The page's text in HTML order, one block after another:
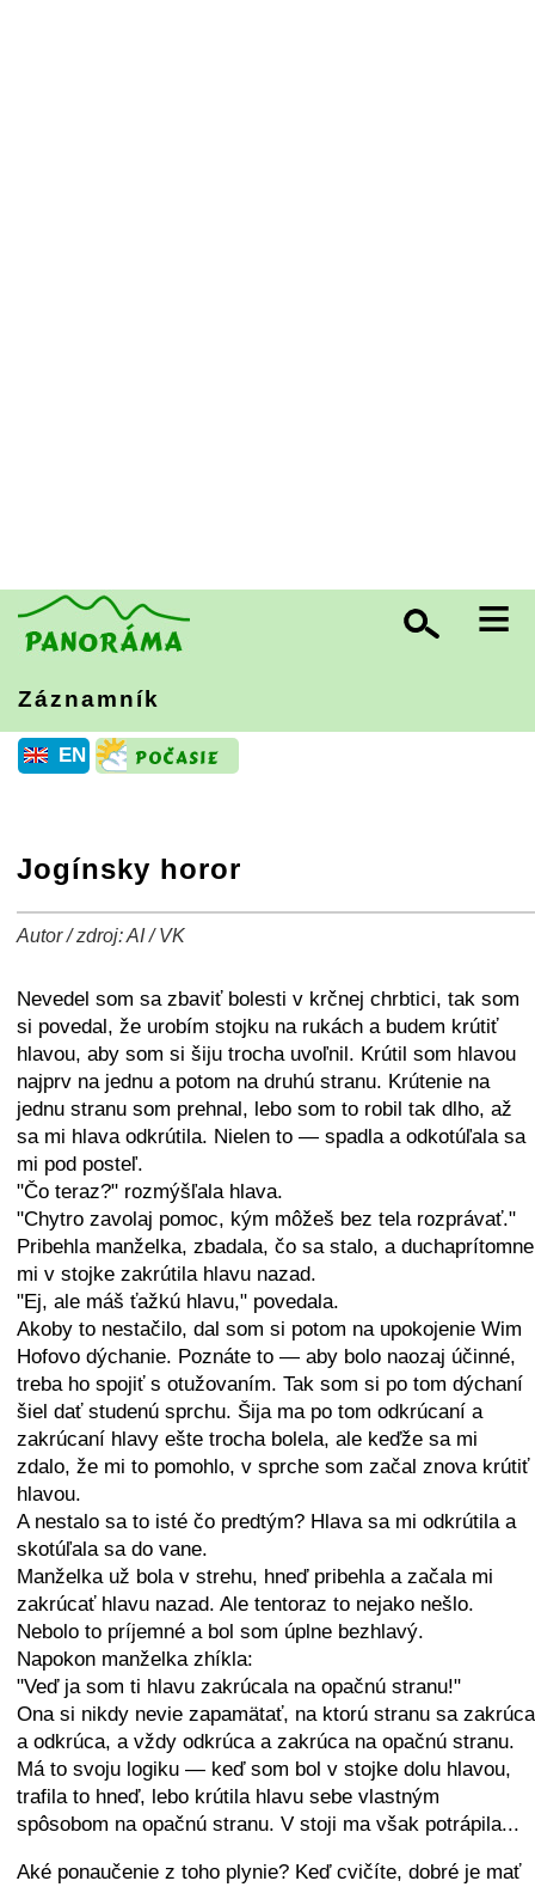
≡
Záznamník
EN
Jogínsky horor
Autor / zdroj: AI / VK
Nevedel som sa zbaviť bolesti v krčnej chrbtici, tak som
si povedal, že urobím stojku na rukách a budem krútiť
hlavou, aby som si šiju trocha uvoľnil. Krútil som hlavou
najprv na jednu a potom na druhú stranu. Krútenie na
jednu stranu som prehnal, lebo som to robil tak dlho, až
sa mi hlava odkrútila. Nielen to — spadla a odkotúľala sa
mi pod posteľ.
"Čo teraz?" rozmýšľala hlava.
"Chytro zavolaj pomoc, kým môžeš bez tela rozprávať."
Pribehla manželka, zbadala, čo sa stalo, a duchaprítomne
mi v stojke zakrútila hlavu nazad.
"Ej, ale máš ťažkú hlavu," povedala.
Akoby to nestačilo, dal som si potom na upokojenie Wim
Hofovo dýchanie. Poznáte to — aby bolo naozaj účinné,
treba ho spojiť s otužovaním. Tak som si po tom dýchaní
šiel dať studenú sprchu. Šija ma po tom odkrúcaní a
zakrúcaní hlavy ešte trocha bolela, ale keďže sa mi
zdalo, že mi to pomohlo, v sprche som začal znova krútiť
hlavou.
A nestalo sa to isté čo predtým? Hlava sa mi odkrútila a
skotúľala sa do vane.
Manželka už bola v strehu, hneď pribehla a začala mi
zakrúcať hlavu nazad. Ale tentoraz to nejako nešlo.
Nebolo to príjemné a bol som úplne bezhlavý.
Napokon manželka zhíkla:
"Veď ja som ti hlavu zakrúcala na opačnú stranu!"
Ona si nikdy nevie zapamätať, na ktorú stranu sa zakrúca
a odkrúca, a vždy odkrúca a zakrúca na opačnú stranu.
Má to svoju logiku — keď som bol v stojke dolu hlavou,
trafila to hneď, lebo krútila hlavu sebe vlastným
spôsobom na opačnú stranu. V stoji ma však potrápila...
Aké ponaučenie z toho plynie? Keď cvičíte, dobré je mať